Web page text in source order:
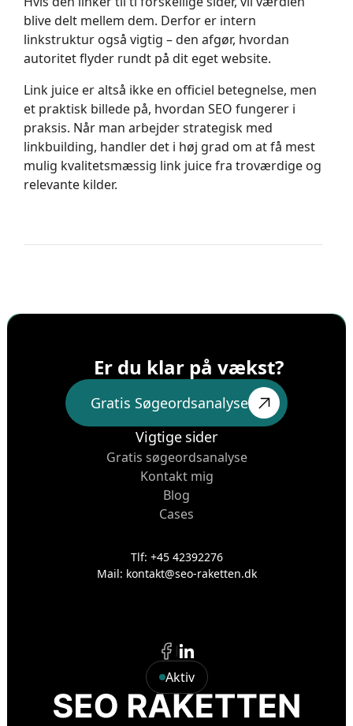
blive delt mellem dem. Derfor er intern
linkstruktur også vigtig – den afgør, hvordan
autoritet flyder rundt på dit eget website.
Link juice er altså ikke en officiel betegnelse, men
et praktisk billede på, hvordan SEO fungerer i
praksis. Når man arbejder strategisk med
linkbuilding, handler det i høj grad om at få mest
mulig kvalitetsmæssig link juice fra troværdige og
relevante kilder.
Er du klar på vækst?
Gratis Søgeordsanalyse
Gratis Søgeordsanalyse
Vigtige sider
Gratis søgeordsanalyse
Kontakt mig
Blog
Cases
Tlf: +45 42392276
Mail: kontakt@seo-raketten.dk
Aktiv